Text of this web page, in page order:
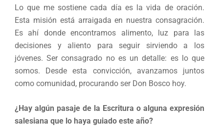
Lo que me sostiene cada día es la vida de oración.
Esta misión está arraigada en nuestra consagración.
Es ahí donde encontramos alimento, luz para las
decisiones y aliento para seguir sirviendo a los
jóvenes. Ser consagrado no es un detalle: es lo que
somos. Desde esta convicción, avanzamos juntos
como comunidad, procurando ser Don Bosco hoy.
¿Hay algún pasaje de la Escritura o alguna expresión
salesiana que lo haya guiado este año?